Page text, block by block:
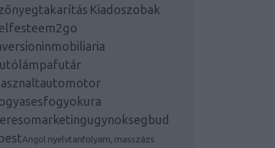
Kiadoszobak
Angol nyelvtanfolyam, masszázs